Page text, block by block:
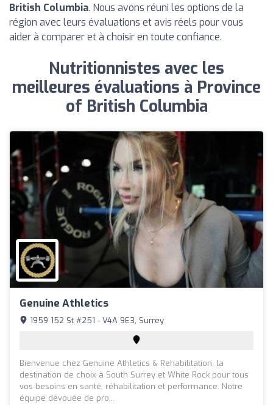
British Columbia. Nous avons réuni les options de la
région avec leurs évaluations et avis réels pour vous
aider à comparer et à choisir en toute confiance.
Nutritionnistes avec les
meilleures évaluations à Province
of British Columbia
Genuine Athletics
1959 152 St #251 - V4A 9E3, Surrey
Bienvenue chez Genuine Athletics & Rehabilitation, la
destination de choix à South Surrey et White Rock pour tous
vos besoins en santé, réhabilitation et performance. Notre
équipe dévouée de pro...